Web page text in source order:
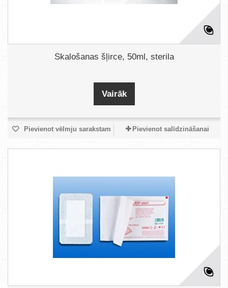
Skalošanas šļirce, 50ml, sterila
Vairāk
Pievienot vēlmju sarakstam Pievienot salīdzināšanai